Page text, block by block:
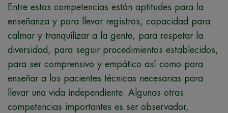
Entre estas competencias están aptitudes para la
enseñanza y para llevar registros, capacidad para
calmar y tranquilizar a la gente, para respetar la
diversidad, para seguir procedimientos establecidos,
para ser comprensivo y empático así como para
enseñar a los pacientes técnicas necesarias para
llevar una vida independiente. Algunas otras
competencias importantes es ser observador,